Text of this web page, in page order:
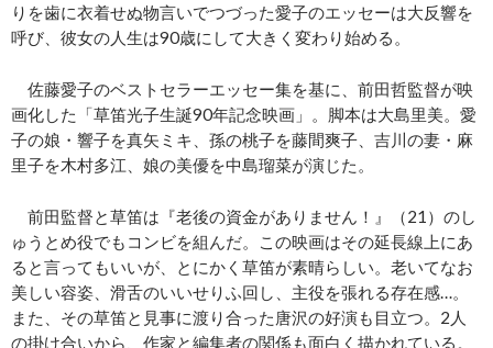
りを歯に衣着せぬ物言いでつづった愛子のエッセーは大反響を
呼び、彼女の人生は90歳にして大きく変わり始める。
佐藤愛子のベストセラーエッセー集を基に、前田哲監督が映
画化した「草笛光子生誕90年記念映画」。脚本は大島里美。愛
子の娘・響子を真矢ミキ、孫の桃子を藤間爽子、吉川の妻・麻
里子を木村多江、娘の美優を中島瑠菜が演じた。
前田監督と草笛は『老後の資金がありません！』（21）のし
ゅうとめ役でもコンビを組んだ。この映画はその延長線上にあ
ると言ってもいいが、とにかく草笛が素晴らしい。老いてなお
美しい容姿、滑舌のいいせりふ回し、主役を張れる存在感…。
また、その草笛と見事に渡り合った唐沢の好演も目立つ。2人
の掛け合いから、作家と編集者の関係も面白く描かれている。